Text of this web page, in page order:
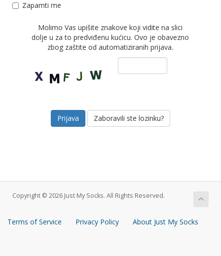
Zapamti me
Molimo Vas upišite znakove koji vidite na slici
dolje u za to predviđenu kućicu. Ovo je obavezno
zbog zaštite od automatiziranih prijava.
Zaboravili ste lozinku?
Copyright © 2026 Just My Socks. All Rights Reserved.
Terms of Service Privacy Policy About Just My Socks